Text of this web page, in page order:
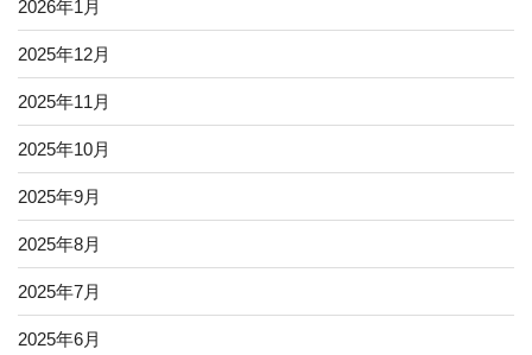
2026年1月
2025年12月
2025年11月
2025年10月
2025年9月
2025年8月
2025年7月
2025年6月